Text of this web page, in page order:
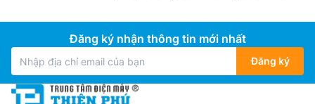
Đăng ký nhận thông tin mới nhất
Đăng ký